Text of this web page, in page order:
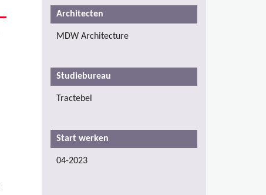
Architecten
MDW Architecture
Studiebureau
Tractebel
Start werken
04-2023